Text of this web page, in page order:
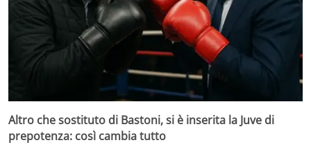
Altro che sostituto di Bastoni, si è inserita la Juve di
prepotenza: così cambia tutto